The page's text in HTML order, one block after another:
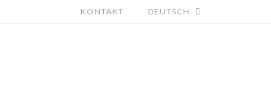
KONTAKT DEUTSCH